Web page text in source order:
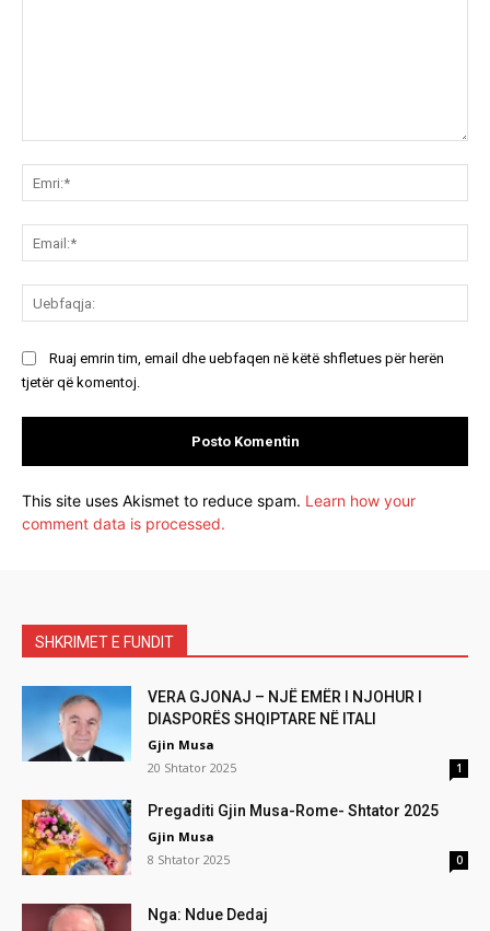
Ruaj emrin tim, email dhe uebfaqen në këtë shfletues për herën
tjetër që komentoj.
This site uses Akismet to reduce spam. Learn how your
comment data is processed.
SHKRIMET E FUNDIT
VERA GJONAJ – NJË EMËR I NJOHUR I
DIASPORËS SHQIPTARE NË ITALI
Gjin Musa
20 Shtator 2025
1
Pregaditi Gjin Musa-Rome- Shtator 2025
Gjin Musa
8 Shtator 2025
0
Nga: Ndue Dedaj